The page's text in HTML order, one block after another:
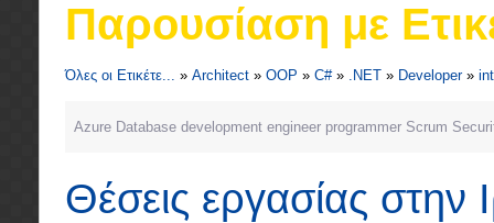
Παρουσίαση με
Όλες οι Ετικέτε... » Architect » OOP » C#» .NET » Developer»
Azure Database development engineer programmer Scrum
Θέσεις εργασίας στην